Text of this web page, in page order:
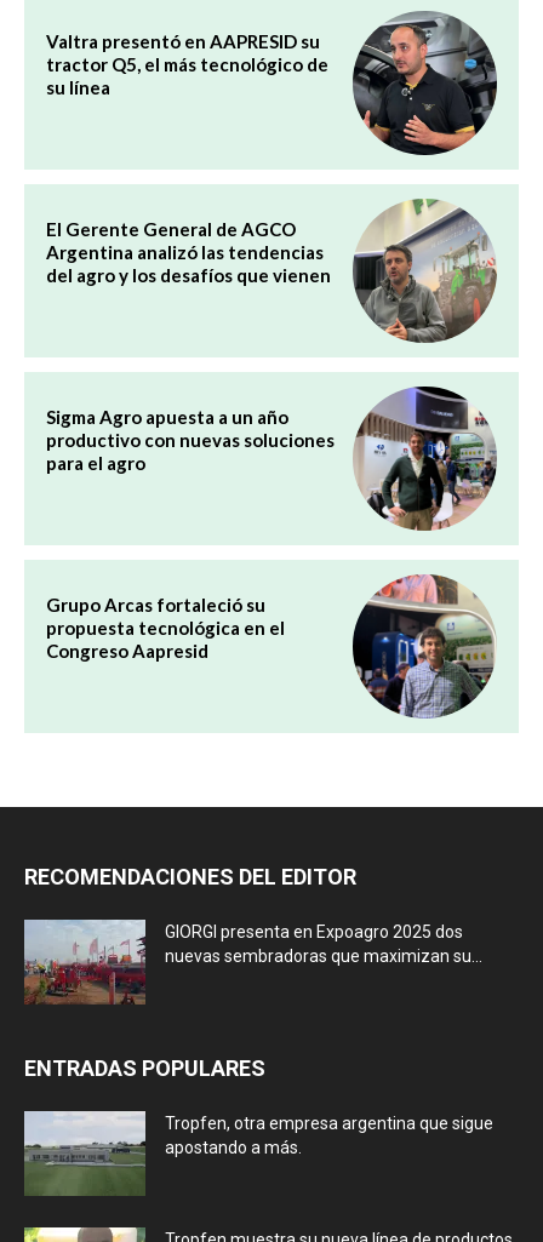
Valtra presentó en AAPRESID su
tractor Q5, el más tecnológico de
su línea
El Gerente General de AGCO
Argentina analizó las tendencias
del agro y los desafíos que vienen
Sigma Agro apuesta a un año
productivo con nuevas soluciones
para el agro
Grupo Arcas fortaleció su
propuesta tecnológica en el
Congreso Aapresid
RECOMENDACIONES DEL EDITOR
GIORGI presenta en Expoagro 2025 dos
nuevas sembradoras que maximizan su...
ENTRADAS POPULARES
Tropfen, otra empresa argentina que sigue
apostando a más.